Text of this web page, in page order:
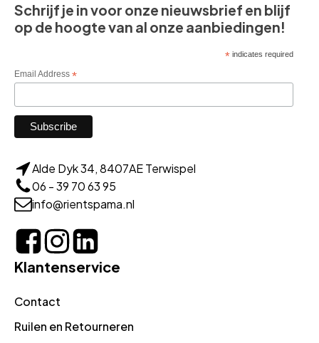
Schrijf je in voor onze nieuwsbrief en blijf
op de hoogte van al onze aanbiedingen!
*indicates required
Email Address *
Alde Dyk 34, 8407AE Terwispel
06 - 39 70 63 95
info@rientspama.nl
Klantenservice
Contact
Ruilen en Retourneren